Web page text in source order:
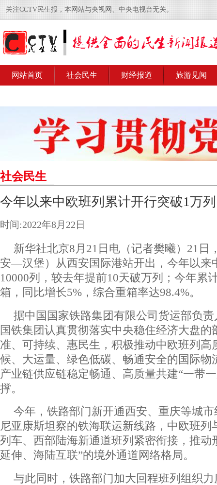
关注CCTV民生报，本网站与央视网、中央电视台无关。
网站首页 社会民生 财经报道 旅游见闻
社会民生
今年以来中欧班列累计开行突破1万列
时间:2022年8月22日
新华社北京8月21日电（记者樊曦）21日
安―汉堡）从西安国际港站开出，今年以来
10000列，较去年提前10天破万列；今年累
箱，同比增长5%，综合重箱率达98.4%。
据中国国家铁路集团有限公司货运部负
国铁集团认真贯彻落实中央稳住经济大盘的
准、可持续、惠民生，积极推动中欧班列高
候、大运量、绿色低碳、畅通安全的国际物
产业链供应链稳定畅通、高质量共建“一带
撑。
今年，铁路部门新开通西安、重庆等城
尼亚康斯坦察的铁海联运新线路，中欧班列
列车、西部陆海新通道班列紧密衔接，推动
延伸、海陆互联”的境外通道网络格局。
与此同时，铁路部门加大回程班列组织